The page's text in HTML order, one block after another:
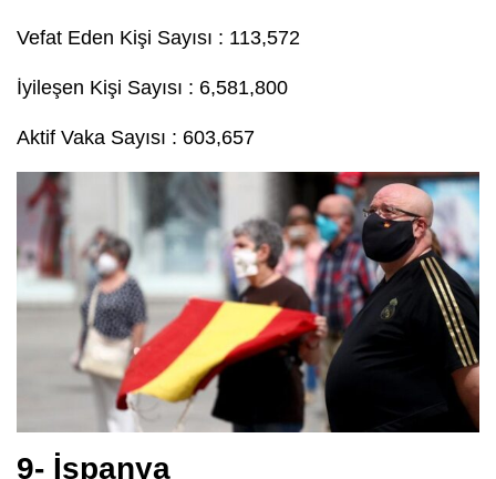
Vefat Eden Kişi Sayısı : 113,572
İyileşen Kişi Sayısı : 6,581,800
Aktif Vaka Sayısı : 603,657
9- İspanya